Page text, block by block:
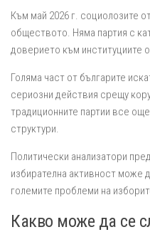
Към май 2026 г. социолозите
обществото. Няма партия с
доверието към институциите
Голяма част от българите
сериозни действия срещу
традиционните партии все
структури.
Политически анализатори
избирателна активност може
големите проблеми на
Какво може да се